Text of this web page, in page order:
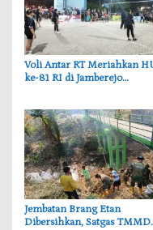
‎Voli Antar RT Meriahkan
ke-81 RI di Jamberejo
‎Jembatan Brang Etan
Dibersihkan, Satgas TMMD